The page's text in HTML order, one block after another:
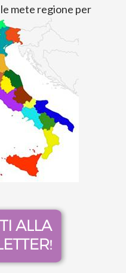
mete regione per